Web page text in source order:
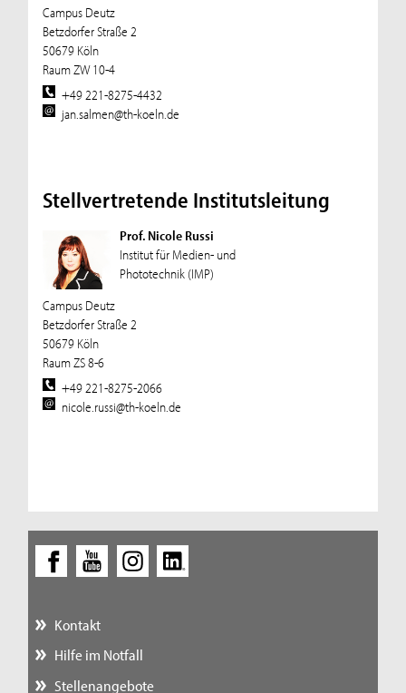
Campus Deutz
Betzdorfer Straße 2
50679 Köln
Raum ZW 10-4
+49 221-8275-4432
jan.salmen@th-koeln.de
Stellvertretende Institutsleitung
Prof. Nicole Russi
Institut für Medien- und
Phototechnik (IMP)
Campus Deutz
Betzdorfer Straße 2
50679 Köln
Raum ZS 8-6
+49 221-8275-2066
nicole.russi@th-koeln.de
Kontakt
Hilfe im Notfall
Stellenangebote